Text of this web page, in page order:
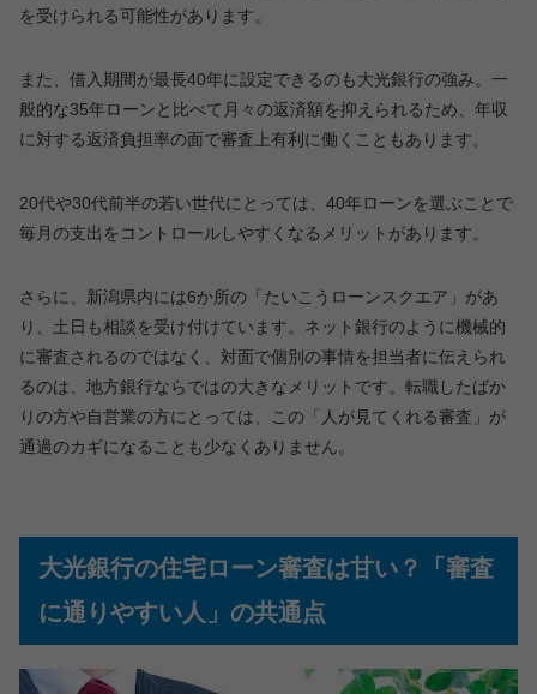
を受けられる可能性があります。
また、借入期間が最長40年に設定できるのも大光銀行の強み。一
般的な35年ローンと比べて月々の返済額を抑えられるため、年収
に対する返済負担率の面で審査上有利に働くこともあります。
20代や30代前半の若い世代にとっては、40年ローンを選ぶことで
毎月の支出をコントロールしやすくなるメリットがあります。
さらに、新潟県内には6か所の「たいこうローンスクエア」があ
り、土日も相談を受け付けています。ネット銀行のように機械的
に審査されるのではなく、対面で個別の事情を担当者に伝えられ
るのは、地方銀行ならではの大きなメリットです。転職したばか
りの方や自営業の方にとっては、この「人が見てくれる審査」が
通過のカギになることも少なくありません。
大光銀行の住宅ローン審査は甘い？「審査
に通りやすい人」の共通点